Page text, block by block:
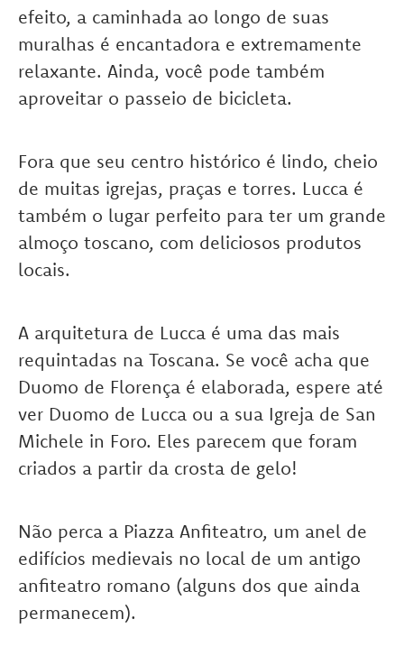
efeito, a caminhada ao longo de suas
muralhas é encantadora e extremamente
relaxante. Ainda, você pode também
aproveitar o passeio de bicicleta.
Fora que seu centro histórico é lindo, cheio
de muitas igrejas, praças e torres. Lucca é
também o lugar perfeito para ter um grande
almoço toscano, com deliciosos produtos
locais.
A arquitetura de Lucca é uma das mais
requintadas na Toscana. Se você acha que
Duomo de Florença é elaborada, espere até
ver Duomo de Lucca ou a sua Igreja de San
Michele in Foro. Eles parecem que foram
criados a partir da crosta de gelo!
Não perca a Piazza Anfiteatro, um anel de
edifícios medievais no local de um antigo
anfiteatro romano (alguns dos que ainda
permanecem).